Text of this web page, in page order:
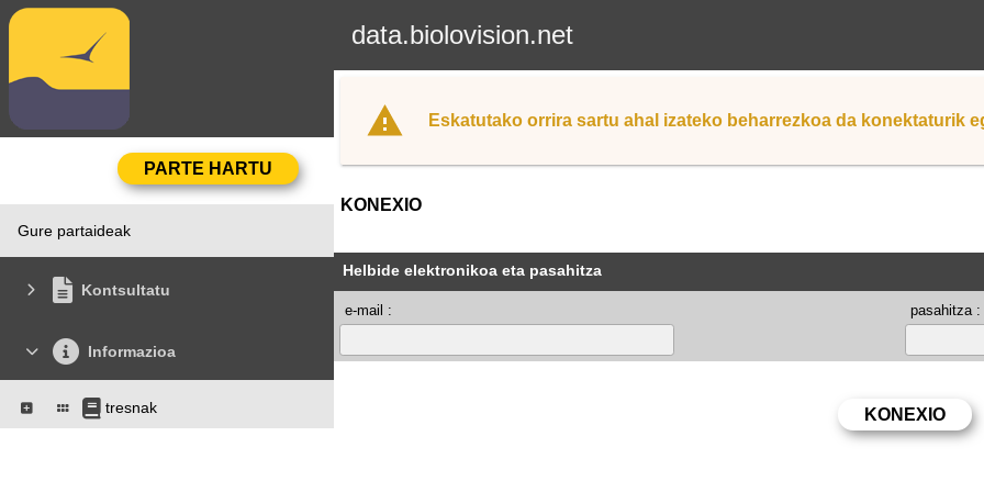
data.biolovision.net
Gure partaideak
Kontsultatu
Informazioa
tresnak
Eskatutako orrira sartu ahal izateko beharrezkoa da konektaturik
KONEXIO
Helbide elektronikoa eta pasahitza
e-mail : pasahitza :